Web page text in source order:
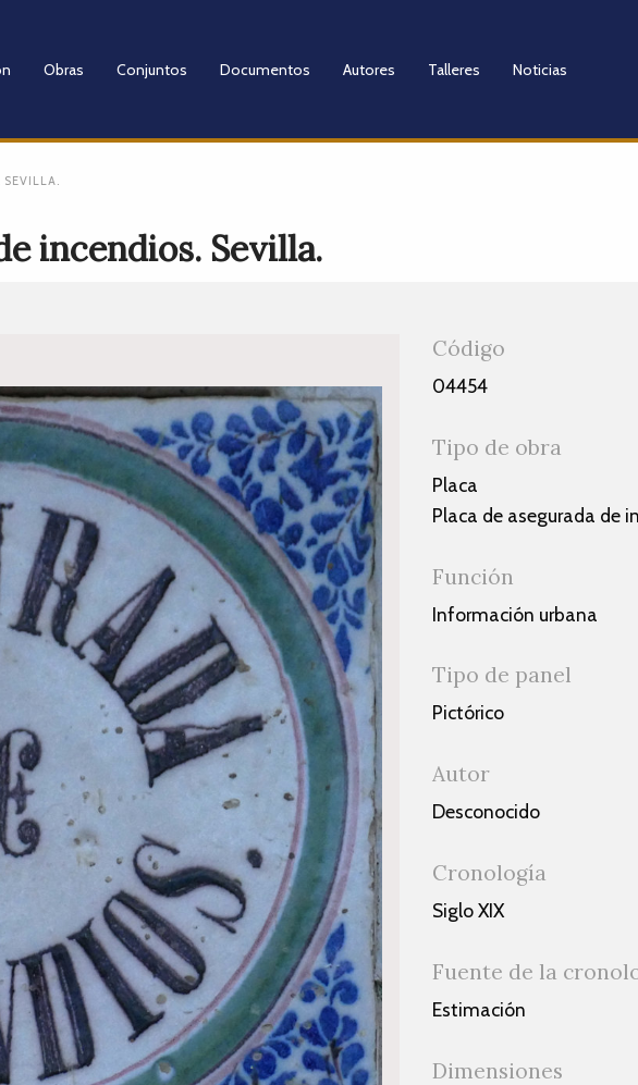
Obras Conjuntos Documentos Autores Talleres Noticias
SEVILLA.
incendios. Sevilla.
Código
04454
Tipo de obra
Placa
Placa de asegurada de
Función
Información urbana
Tipo de panel
Pictórico
Autor
Desconocido
Cronología
Siglo XIX
Fuente de la
Estimación
Dimensiones